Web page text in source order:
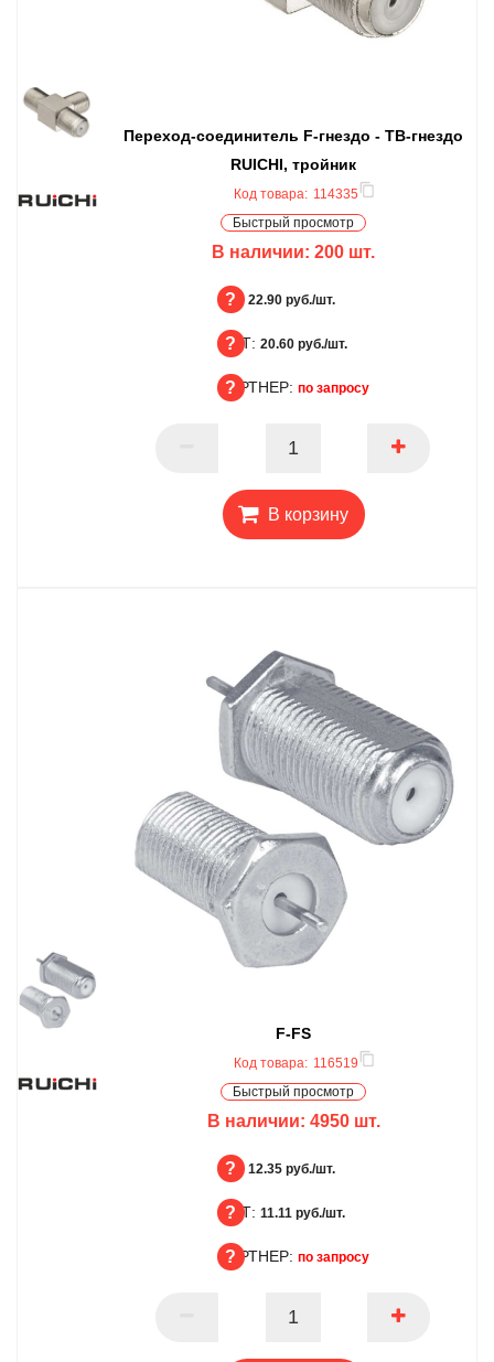
Переход-соединитель F-гнездо - ТВ-гнездо
RUICHI, тройник
Код товара: 114335
Быстрый просмотр
В наличии: 200 шт.
БЦ: 22.90 руб./шт.
ОПТ: 20.60 руб./шт.
ПАРТНЕР: по запросу
В корзину
F-FS
Код товара: 116519
Быстрый просмотр
В наличии: 4950шт.
БЦ: 12.35 руб./шт.
ОПТ: 11.11 руб./шт.
ПАРТНЕР: по запросу